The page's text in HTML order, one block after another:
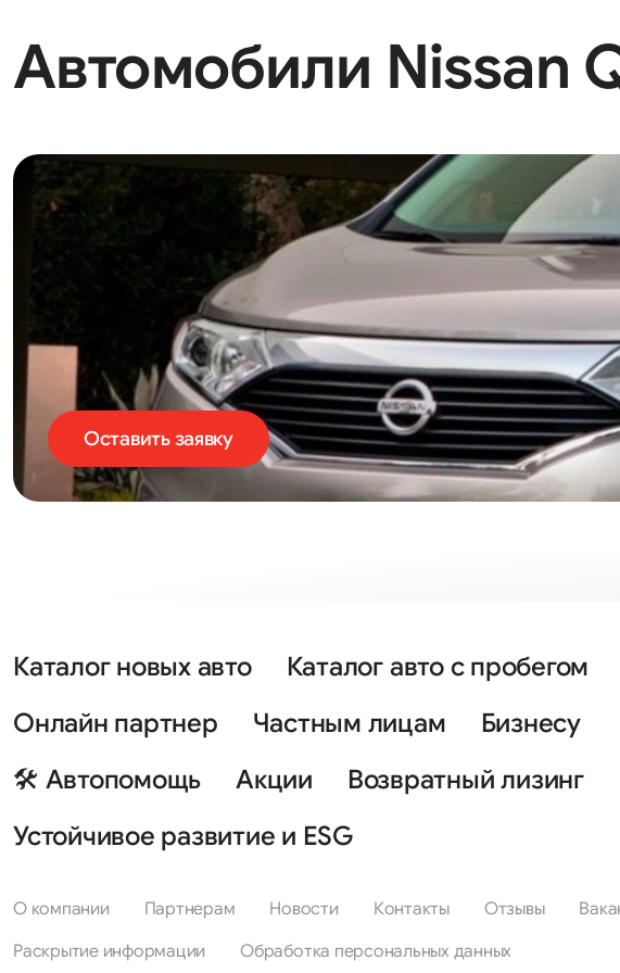
Автомобили Nissan
Оставить заявку
Каталог новых авто
Каталог авто с пробегом
Онлайн партнер
Частным лицам
Бизнесу
🛠 Автопомощь
Акции
Возвратный лизинг
Устойчивое развитие и ESG
О компании Партнерам Новости Контакты Отзывы
Раскрытие информации
Обработка персональных данных